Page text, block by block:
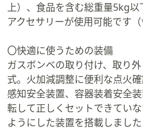
上）、食品を含む総重量5kg
アクセサリーが使用可能です（
〇快適に使うための装備
ガスボンベの取り付け、取り
式。火加減調整に便利な点火
感知安全装置、容器装着安全
転して正しくセットできてい
ようにした装置を搭載しました